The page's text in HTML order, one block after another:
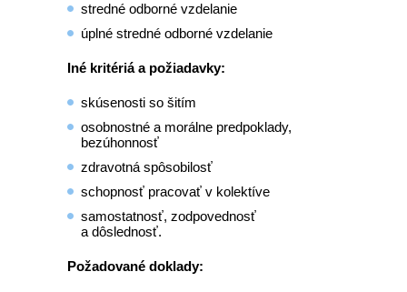
stredné odborné vzdelanie
úplné stredné odborné vzdelanie
Iné kritériá a požiadavky:
skúsenosti so šitím
osobnostné a morálne predpoklady,
bezúhonnosť
zdravotná spôsobilosť
schopnosť pracovať v kolektíve
samostatnosť, zodpovednosť
a dôslednosť.
Požadované doklady: